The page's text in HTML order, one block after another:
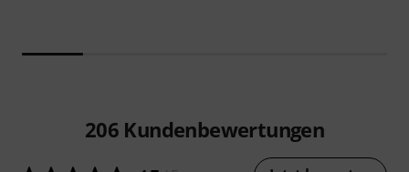
206 Kundenbewertungen